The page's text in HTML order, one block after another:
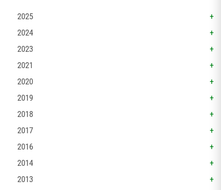
2025
2024
2023
2021
2020
2019
2018
2017
2016
2014
2013